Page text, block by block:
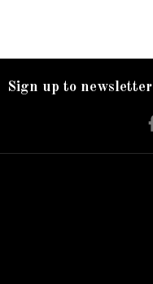
Sign up to newsletter